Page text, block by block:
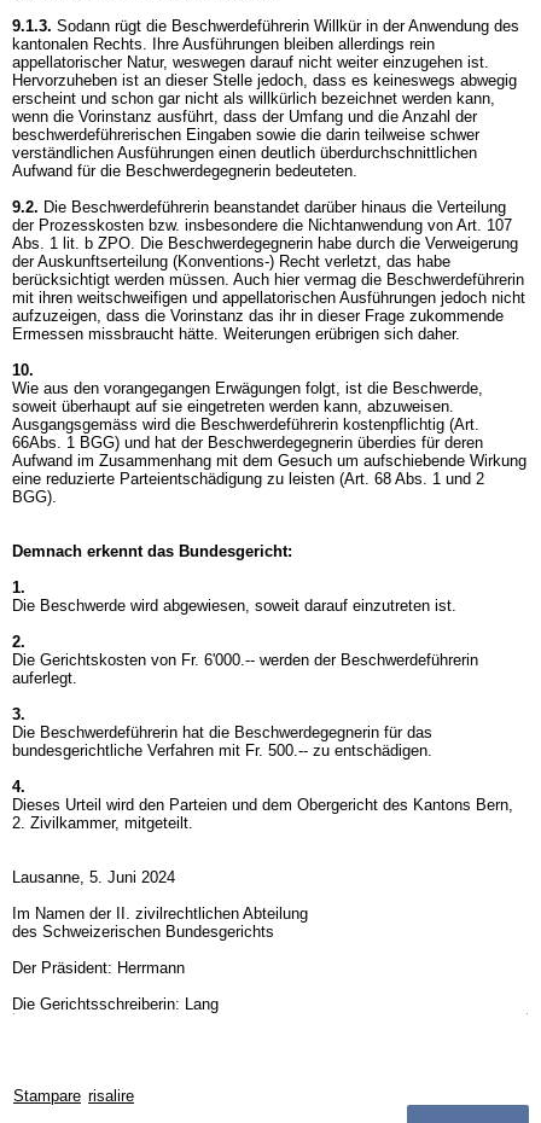
9.1.3. Sodann rügt die Beschwerdeführerin Willkür in der Anwendung des
kantonalen Rechts. Ihre Ausführungen bleiben allerdings rein
appellatorischer Natur, weswegen darauf nicht weiter einzugehen ist.
Hervorzuheben ist an dieser Stelle jedoch, dass es keineswegs abwegig
erscheint und schon gar nicht als willkürlich bezeichnet werden kann,
wenn die Vorinstanz ausführt, dass der Umfang und die Anzahl der
beschwerdeführerischen Eingaben sowie die darin teilweise schwer
verständlichen Ausführungen einen deutlich überdurchschnittlichen
Aufwand für die Beschwerdegegnerin bedeuteten.
9.2. Die Beschwerdeführerin beanstandet darüber hinaus die Verteilung
der Prozesskosten bzw. insbesondere die Nichtanwendung von Art. 107
Abs. 1 lit. b ZPO. Die Beschwerdegegnerin habe durch die Verweigerung
der Auskunftserteilung (Konventions-) Recht verletzt, das habe
berücksichtigt werden müssen. Auch hier vermag die Beschwerdeführerin
mit ihren weitschweifigen und appellatorischen Ausführungen jedoch nicht
aufzuzeigen, dass die Vorinstanz das ihr in dieser Frage zukommende
Ermessen missbraucht hätte. Weiterungen erübrigen sich daher.
10.
Wie aus den vorangegangen Erwägungen folgt, ist die Beschwerde,
soweit überhaupt auf sie eingetreten werden kann, abzuweisen.
Ausgangsgemäss wird die Beschwerdeführerin kostenpflichtig (Art.
66Abs. 1 BGG) und hat der Beschwerdegegnerin überdies für deren
Aufwand im Zusammenhang mit dem Gesuch um aufschiebende Wirkung
eine reduzierte Parteientschädigung zu leisten (Art. 68 Abs. 1 und 2
BGG).
Demnach erkennt das Bundesgericht:
1.
Die Beschwerde wird abgewiesen, soweit darauf einzutreten ist.
2.
Die Gerichtskosten von Fr. 6'000.-- werden der Beschwerdeführerin
auferlegt.
3.
Die Beschwerdeführerin hat die Beschwerdegegnerin für das
bundesgerichtliche Verfahren mit Fr. 500.-- zu entschädigen.
4.
Dieses Urteil wird den Parteien und dem Obergericht des Kantons Bern,
2. Zivilkammer, mitgeteilt.
Lausanne, 5. Juni 2024
Im Namen der II. zivilrechtlichen Abteilung
des Schweizerischen Bundesgerichts
Der Präsident: Herrmann
Die Gerichtsschreiberin: Lang
Stampare risalire